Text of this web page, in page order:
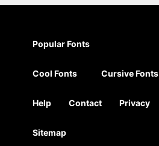
Popular Fonts
Cool Fonts Cursive Fonts
Help Contact Privacy
Sitemap